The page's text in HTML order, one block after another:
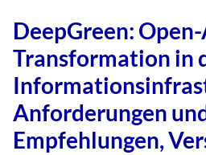
DeepGreen:
Transformation in
Anforderungen
Empfehlungen,